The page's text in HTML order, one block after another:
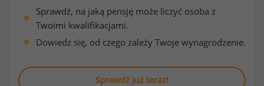
Sprawdź, na jaką pensję może liczyć osoba z
Twoimi kwalifikacjami.
Dowiedz się, od czego zależy Twoje wynagrodzenie.
Sprawdź już teraz!